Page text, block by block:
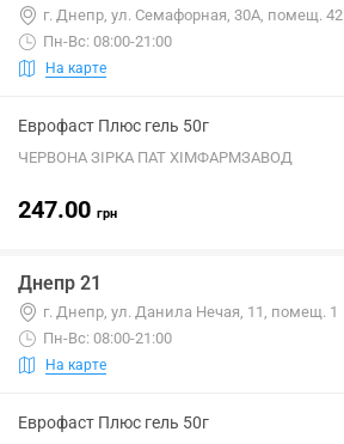
г. Днепр, ул. Семафорная, 30А, помещ. 42
Пн-Вс: 08:00-21:00
На карте
Еврофаст Плюс гель 50г
ЧЕРВОНА ЗІРКА ПАТ ХІМФАРМЗАВОД
247.00 грн
Днепр 21
г. Днепр, ул. Данила Нечая, 11, помещ. 1
Пн-Вс: 08:00-21:00
На карте
Еврофаст Плюс гель 50г